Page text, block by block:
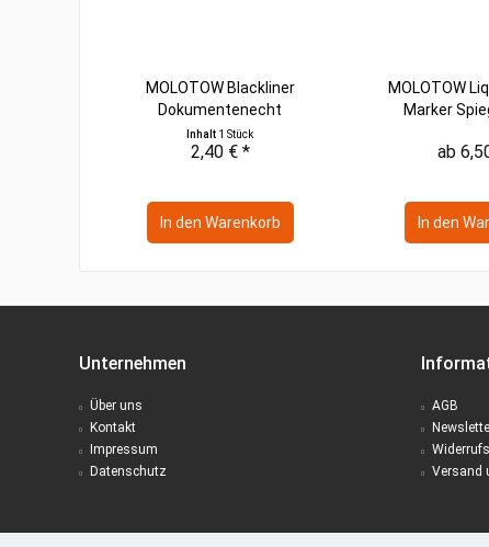
MOLOTOW Blackliner
Dokumentenecht
Inhalt 1 Stück
2,40 € *
In den Warenkorb
MOLOTOW
Marker
ab
In den
Unternehmen
Über uns
Kontakt
Impressum
Datenschutz
AGB
Versand